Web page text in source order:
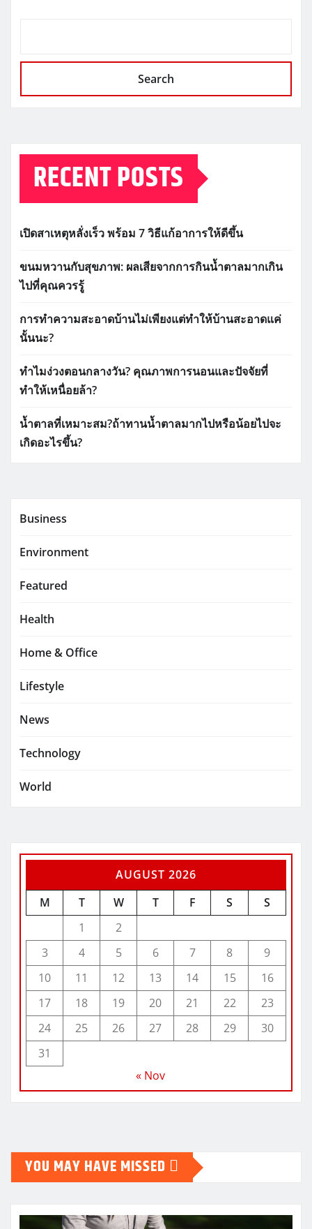
Search
RECENT POSTS
เปิดสาเหตุหลั่งเร็ว พร้อม 7 วิธีแก้อาการให้ดีขึ้น
ขนมหวานกับสุขภาพ: ผลเสียจากการกินน้ำตาลมากเกิน
ไปที่คุณควรรู้
การทำความสะอาดบ้านไม่เพียงแต่ทำให้บ้านสะอาดแค่
นั้นนะ?
ทำไมง่วงตอนกลางวัน? คุณภาพการนอนและปัจจัยที่
ทำให้เหนื่อยล้า?
น้ำตาลที่เหมาะสม?ถ้าทานน้ำตาลมากไปหรือน้อยไปจะ
เกิดอะไรขึ้น?
Business
Environment
Featured
Health
Home & Office
Lifestyle
News
Technology
World
AUGUST 2026
M
T W T F S
S
1
2
3
4 5 6 7 8
9
10
11 12 13 14 15
16
17
18 19 20 21 22
23
24
25 26 27 28 29
30
31
« Nov
YOU MAY HAVE MISSED